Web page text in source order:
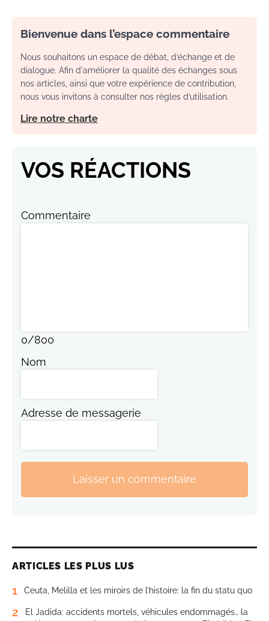
Bienvenue dans l’espace commentaire
Nous souhaitons un espace de débat, d’échange et de
dialogue. Afin d'améliorer la qualité des échanges sous
nos articles, ainsi que votre expérience de contribution,
nous vous invitons à consulter nos règles d’utilisation.
Lire notre charte
VOS RÉACTIONS
Commentaire
0/800
Nom
Adresse de messagerie
Laisser un commentaire
ARTICLES LES PLUS LUS
1 Ceuta, Melilla et les miroirs de l’histoire: la fin du statu quo
2
El Jadida: accidents mortels, véhicules endommagés… la